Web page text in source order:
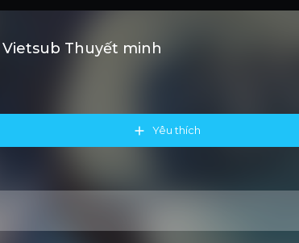
Vietsub Thuyết minh
Yêu thích